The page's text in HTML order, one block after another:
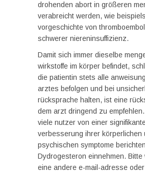
drohenden abort in größeren
verabreicht werden, wie
vorgeschichte von
schwerer niereninsuffizienz.
Damit sich immer dieselbe
wirkstoffe im körper befindet,
die patientin stets alle
arztes befolgen und bei
rücksprache halten, ist eine
dem arzt dringend zu
viele nutzer von einer
verbesserung ihrer körperlichen
psychischen symptome
Dydrogesteron einnehmen. Bitte
eine andere e-mail-adresse